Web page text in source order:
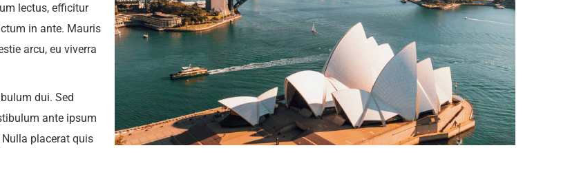
lectus, efficitur
in ante. Mauris
arcu, eu viverra
dui. Sed
ante ipsum
placerat quis